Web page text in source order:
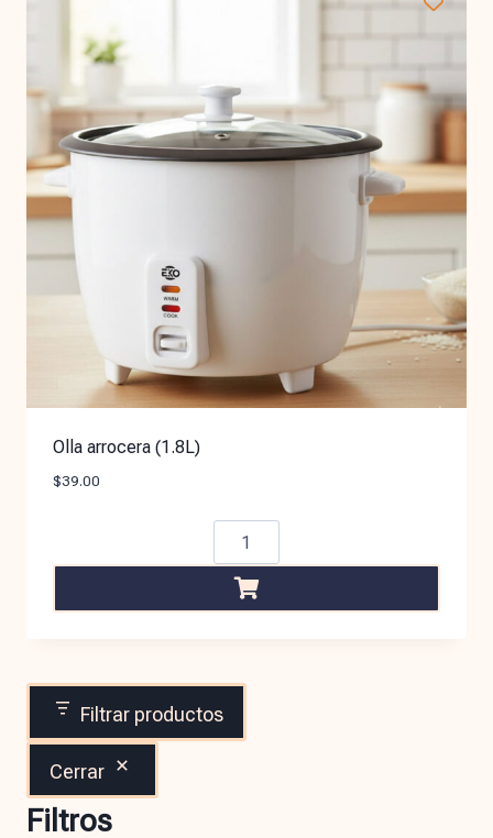
Olla arrocera (1.8L)
$39.00
Filtrar productos
Cerrar
Filtros